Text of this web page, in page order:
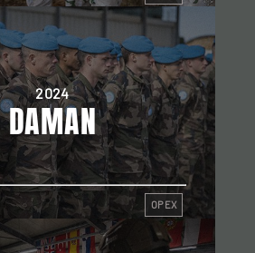
2024
DAMAN
OPEX